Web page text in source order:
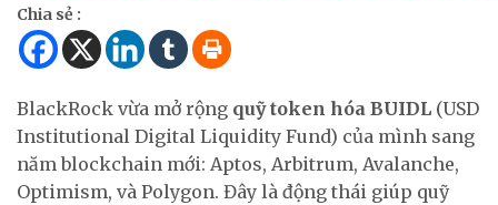
Chia sẻ :
BlackRock vừa mở rộng quỹ token hóa BUIDL (USD
Institutional Digital Liquidity Fund) của mình sang
năm blockchain mới: Aptos, Arbitrum, Avalanche,
Optimism, và Polygon. Đây là động thái giúp quỹ